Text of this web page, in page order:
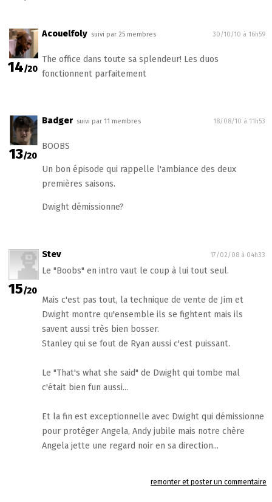
14/20
Acouelfoly suivi par 25 membres 30/10/10 à 16h59
The office dans toute sa splendeur! Les duos
fonctionnent parfaitement
13/20
Badger suivi par 11 membres 18/08/10 à 11h53
BOOBS
Un bon épisode qui rappelle l'ambiance des deux
premières saisons.
Dwight démissionne?
15/20
Stev 17/02/08 à 04h33
Le "Boobs" en intro vaut le coup à lui tout seul.
Mais c'est pas tout, la technique de vente de Jim et
Dwight montre qu'ensemble ils se fightent mais ils
savent aussi très bien bosser.
Stanley qui se fout de Ryan aussi c'est puissant.
Le "That's what she said" de Dwight qui tombe mal
c'était bien fun aussi...
Et la fin est exceptionnelle avec Dwight qui démissionne
pour protéger Angela, Andy jubile mais notre chère
Angela jette une regard noir en sa direction...
remonter et poster un commentaire